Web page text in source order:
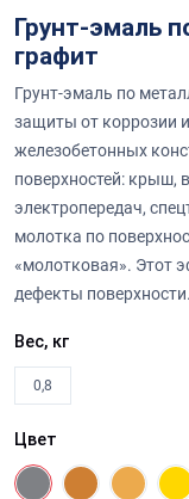
Грунт-эмаль
графит
Грунт-эмаль по
защиты от коррозии
железобетонных
поверхностей: крыш,
электропередач,
молотка по
«молотковая». Этот
дефекты поверхности.
Вес, кг
0,8
Цвет